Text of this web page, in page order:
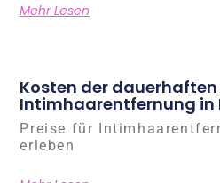
Mehr Lesen
Kosten der dauerhaften
Intimhaarentfernung in
Preise für
erleben